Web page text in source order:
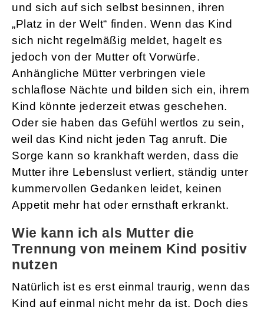
und sich auf sich selbst besinnen, ihren
„Platz in der Welt“ finden. Wenn das Kind
sich nicht regelmäßig meldet, hagelt es
jedoch von der Mutter oft Vorwürfe.
Anhängliche Mütter verbringen viele
schlaflose Nächte und bilden sich ein, ihrem
Kind könnte jederzeit etwas geschehen.
Oder sie haben das Gefühl wertlos zu sein,
weil das Kind nicht jeden Tag anruft. Die
Sorge kann so krankhaft werden, dass die
Mutter ihre Lebenslust verliert, ständig unter
kummervollen Gedanken leidet, keinen
Appetit mehr hat oder ernsthaft erkrankt.
Wie kann ich als Mutter die
Trennung von meinem Kind positiv
nutzen
Natürlich ist es erst einmal traurig, wenn das
Kind auf einmal nicht mehr da ist. Doch dies